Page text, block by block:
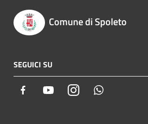
Comune di Spoleto
SEGUICI SU
Facebook YoutubeInstagram